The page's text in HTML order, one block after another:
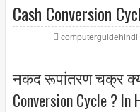
Cash Conversion
computerguidehindi
नकद रूपांतरण चक्र
Conversion Cycle ? In